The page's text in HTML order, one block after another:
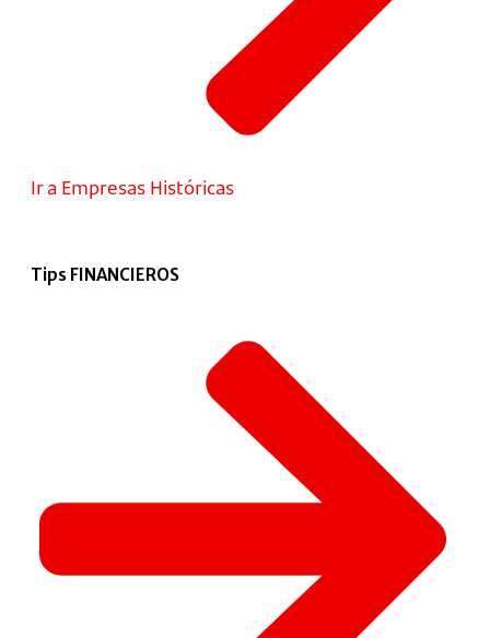
Ir a Empresas Históricas
Tips FINANCIEROS